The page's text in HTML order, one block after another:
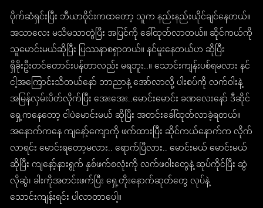
ပိုက်ဆံရှင်းပြီး ဘီယာဝိုင်းကထတော့ သူက နည်းနည်းယိုင်ချင်နေတယ်။
အသာလေး မသိမသာတွဲပြီး အပြင်ကို ခေါ်ထုတ်လာတယ်။ ဆိုင်ကယ်ကို
သူမောင်းမယ်ဆိုပြီး ပြဿနာစရှာတယ်။ နင်မူးနေတယ်ဟ ဆိုပြီး
ရှိခိုးဦးတင်တောင်းပန်တာလည်း မရဘူး..။ သောင်းကျန်းပစ်ရမလား နင်
ငါ့အကြောင်းသိတယ်နော် ဘာညာနဲ့ အော်လာလို့ ပါးစပ်ကို လက်ဝါးနဲ့
အမြန်လှမ်းပိတ်လိုက်ပြီး အေးအေး..မောင်းမောင်း ခဏလေးနော် ဒီဆိုင်
ရှေ့ကနေတော့ ငါပဲမောင်းမယ် ဆိုပြီး အတင်းခေါ်ထုတ်လာခဲ့ရတယ်။
အနောက်ကနေ ကျနော့်ကျောကို ဖက်ထားပြီး ဆိုင်ကယ်နောက်က လိုက်
လာရင်း မောင်းရတော့မလား.. ရောက်ပြီလား.. မောင်းမယ် မောင်းမယ်
ဆိုပြီး ကျနော့်နားရွက် နှစ်ဖက်စလုံးကို လက်ဖဝါးတွေနဲ့ ဆုပ်ကိုင်ပြီး ဆွဲ
လိုဆွဲ၊ ခါးကိုအတင်းဖက်ပြီး ရှေ့တိုးနောက်ဆုတ်တွေ လုပ်နဲ့
သောင်းကျန်းရင်း ပါလာတာပေါ့။